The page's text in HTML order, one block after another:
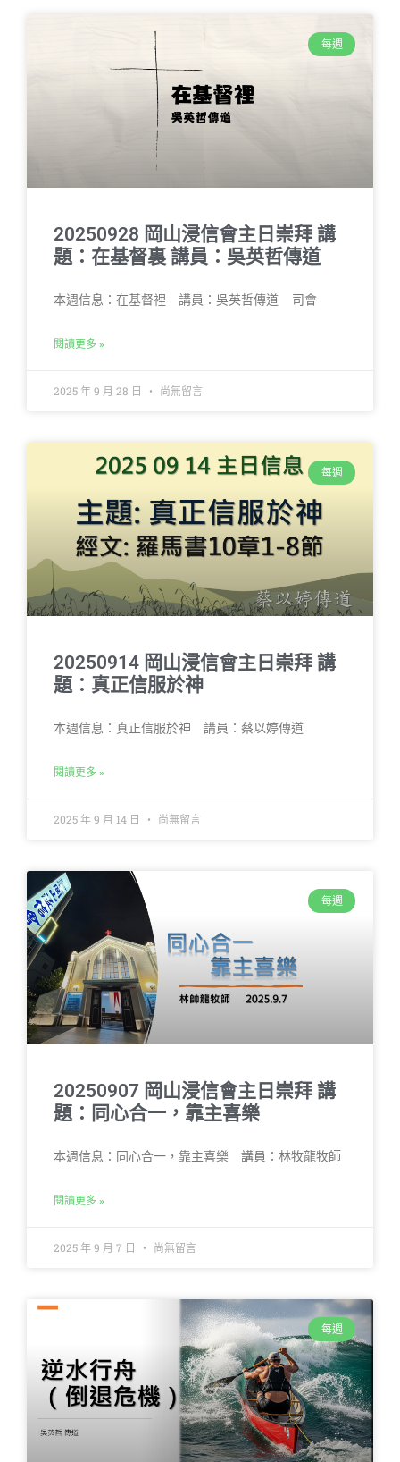
每週
20250928 岡山浸信會主日崇拜 講
題：在基督裏 講員：吳英哲傳道
本週信息：在基督裡 講員：吳英哲傳道 司會
閱讀更多 »
2025 年 9 月 28 日 尚無留言
每週
20250914 岡山浸信會主日崇拜 講
題：真正信服於神
本週信息：真正信服於神 講員：蔡以婷傳道
閱讀更多 »
2025 年 9 月 14 日 尚無留言
每週
20250907 岡山浸信會主日崇拜 講
題：同心合一，靠主喜樂
本週信息：同心合一，靠主喜樂 講員：林牧龍牧師
閱讀更多 »
2025 年 9 月 7 日 尚無留言
每週